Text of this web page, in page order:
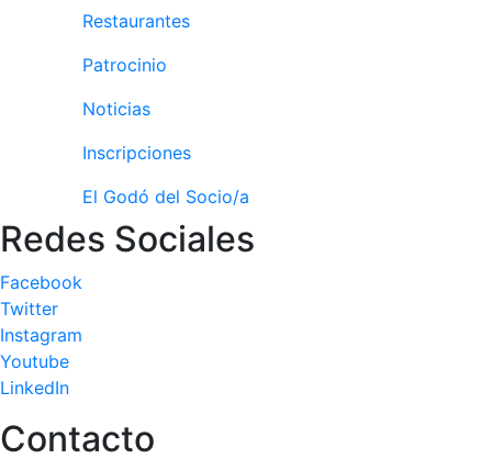
Conferencias
Inspirational
Actividades
Juegos de
mesa
Wellness Center
Servicio de
Entrenamientos
Restaurantes
Patrocinio
Noticias
Inscripciones
El Godó del Socio/a
Redes Sociales
Facebook
Twitter
Instagram
Youtube
LinkedIn
Contacto